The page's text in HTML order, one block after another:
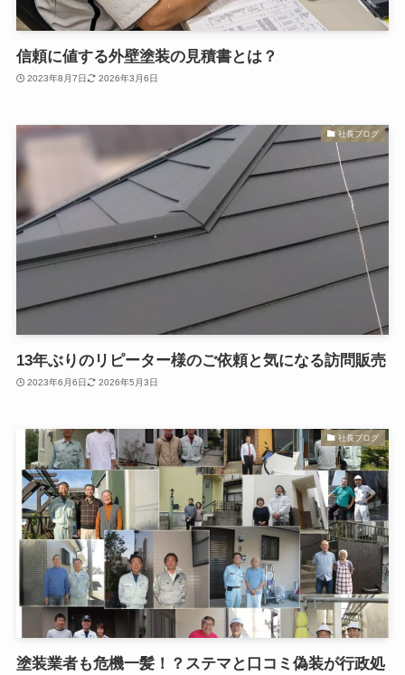
信頼に値する外壁塗装の見積書とは？
2023年8月7日 2026年3月6日
社長ブログ
13年ぶりのリピーター様のご依頼と気になる訪問販売
2023年6月6日 2026年5月3日
社長ブログ
塗装業者も危機一髪！？ステマと口コミ偽装が行政処